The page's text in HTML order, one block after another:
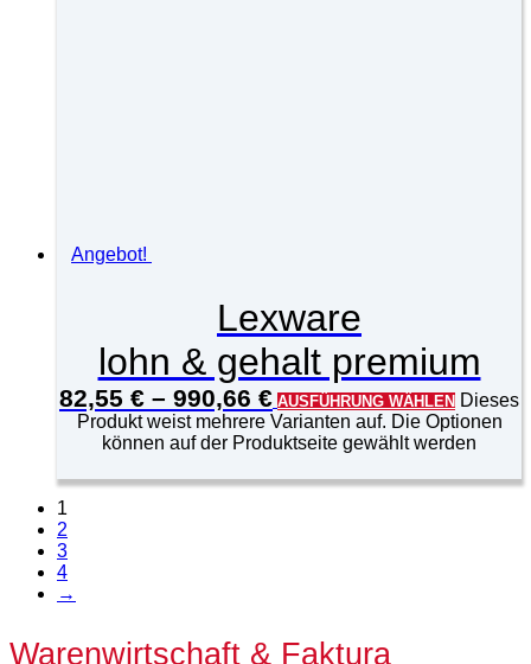
Angebot!
Lexware
lohn & gehalt premium
82,55 € – 990,66 € AUSFÜHRUNG WÄHLEN Dieses
Produkt weist mehrere Varianten auf. Die Optionen
können auf der Produktseite gewählt werden
1
2
3
4
→
Warenwirtschaft & Faktura